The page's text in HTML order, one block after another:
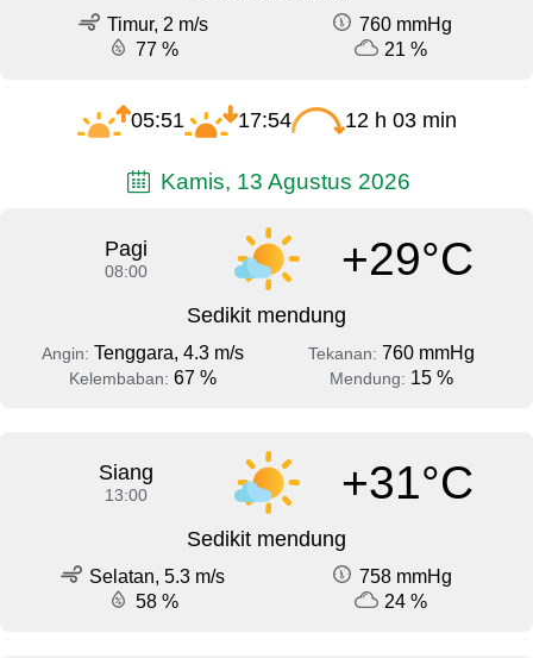
Timur, 2 m/s
760 mmHg
77 %
21 %
05:51 17:54 12 h 03 min
Kamis, 13 Agustus 2026
Pagi
08:00 +29°C
Sedikit mendung
Angin: Tenggara, 4.3 m/s Tekanan: 760 mmHg
Kelembaban: 67 % Mendung: 15 %
Siang
13:00 +31°C
Sedikit mendung
Selatan, 5.3 m/s
758 mmHg
58 %
24 %